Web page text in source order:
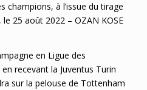
champions, à l’issue du tirage
25 août 2022 – OZAN KOSE
en Ligue des
recevant la Juventus Turin
sur la pelouse de Tottenham